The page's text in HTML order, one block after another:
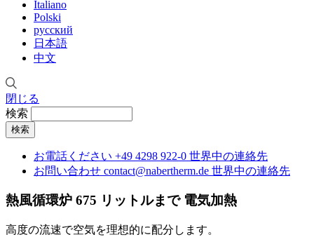
Italiano
Polski
русский
日本語
中文
閉じる
検索
お電話ください +49 4298 922-0 世界中の連絡先
お問い合わせ contact@nabertherm.de 世界中の連絡先
熱風循環炉 675 リットルまで 電気加熱
高度の流速で空気を理想的に配分します。